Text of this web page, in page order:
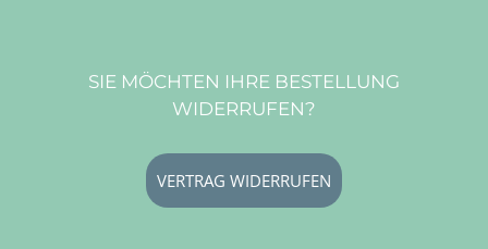
SIE MÖCHTEN IHRE BESTELLUNG
WIDERRUFEN?
VERTRAG WIDERRUFEN